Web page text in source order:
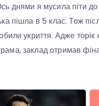
днями я мусила піти
пішла в 5 клас. Тож
укриття. Адже торік
заклад отримав